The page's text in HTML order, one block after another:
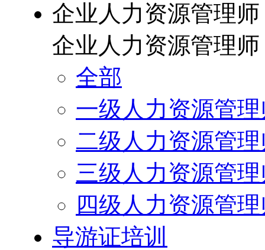
企业人力资源管理师
企业人力资源管理师
全部
一级人力资源管
二级人力资源管
三级人力资源管
四级人力资源管
导游证培训